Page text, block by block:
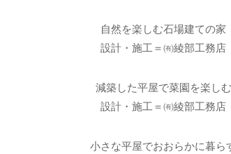
自然を楽しむ石場建ての家
設計・施工＝㈲綾部工務店
減築した平屋で菜園を楽しむ
設計・施工＝㈲綾部工務店
小さな平屋でおおらかに暮ら